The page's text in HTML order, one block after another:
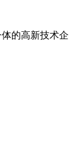
的高新技术企